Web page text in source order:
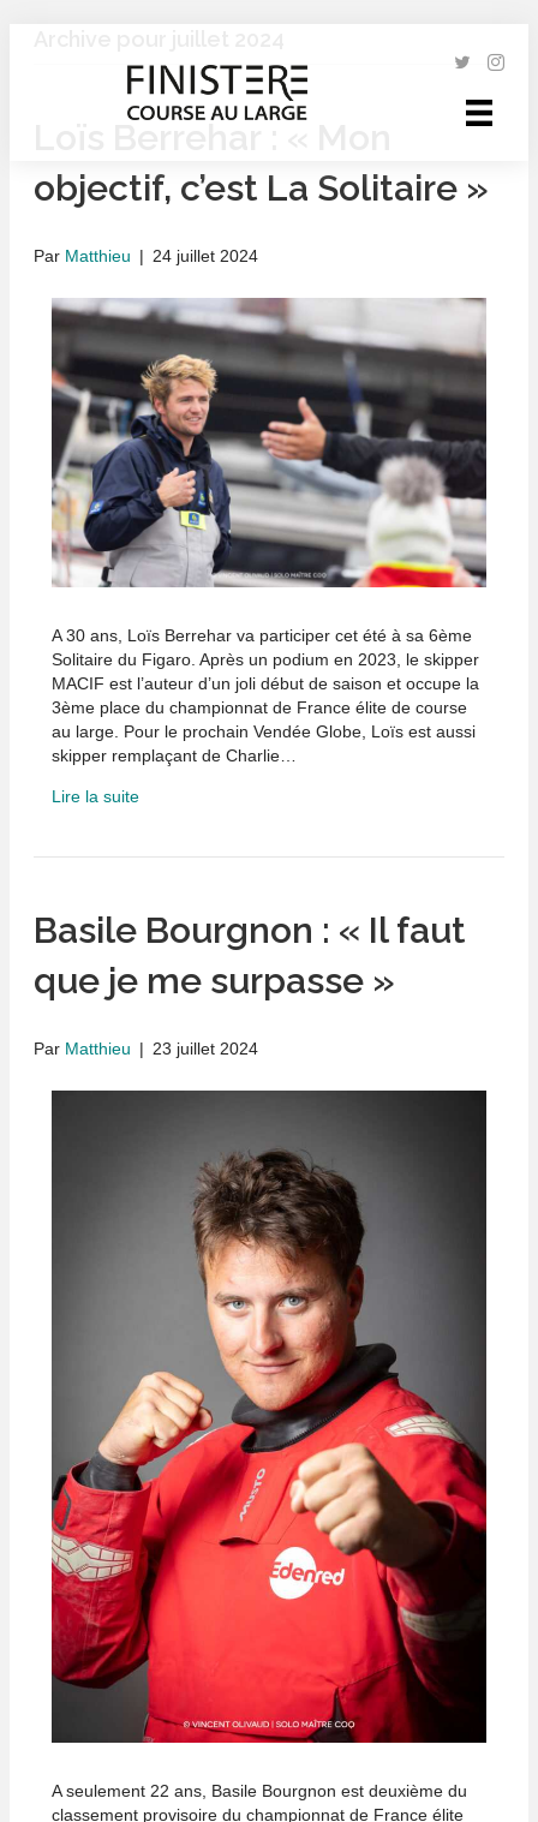
objectif, c’est La Solitaire »
Par Matthieu | 24 juillet 2024
A 30 ans, Loïs Berrehar va participer cet été à sa 6ème
Solitaire du Figaro. Après un podium en 2023, le skipper
MACIF est l’auteur d’un joli début de saison et occupe la
3ème place du championnat de France élite de course
au large. Pour le prochain Vendée Globe, Loïs est aussi
skipper remplaçant de Charlie…
Lire la suite
Basile Bourgnon : « Il faut
que je me surpasse »
Par Matthieu | 23 juillet 2024
A seulement 22 ans, Basile Bourgnon est deuxième du
classement provisoire du championnat de France élite